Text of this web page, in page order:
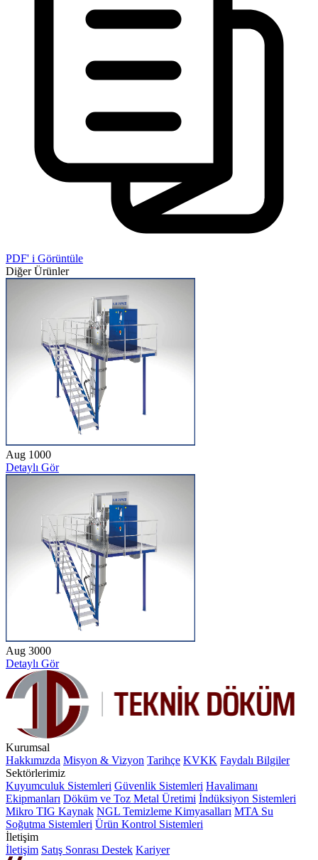
PDF' i Görüntüle
Diğer Ürünler
Aug 1000
Detaylı Gör
Aug 3000
Detaylı Gör
Kurumsal
Hakkımızda Misyon & Vizyon Tarihçe KVKK Faydalı Bilgiler
Sektörlerimiz
Kuyumculuk Sistemleri Güvenlik Sistemleri Havalimanı
Ekipmanları Döküm ve Toz Metal Üretimi İndüksiyon Sistemleri
Mikro TIG Kaynak NGL Temizleme Kimyasalları MTA Su
Soğutma Sistemleri Ürün Kontrol Sistemleri
İletişim
İletişim Satış Sonrası Destek Kariyer